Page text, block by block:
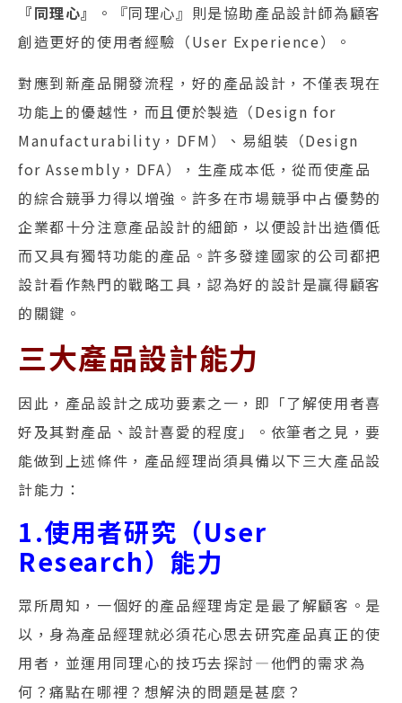
『同理心』
。『同理心』則是協助產品設計師為顧客
創造更好的使用者經驗（User Experience）。
對應到新產品開發流程，好的產品設計，不僅表現在
功能上的優越性，而且便於製造（Design for
Manufacturability，DFM）、易組裝（Design
for Assembly，DFA），生產成本低，從而使產品
的綜合競爭力得以增強。許多在市場競爭中占優勢的
企業都十分注意產品設計的細節，以便設計出造價低
而又具有獨特功能的產品。許多發達國家的公司都把
設計看作熱門的戰略工具，認為好的設計是贏得顧客
的關鍵。
三大產品設計能力
因此，產品設計之成功要素之一，即「了解使用者喜
好及其對產品、設計喜愛的程度」。依筆者之見，要
能做到上述條件，產品經理尚須具備以下三大產品設
計能力：
1.使用者研究（User
Research）能力
眾所周知，一個好的產品經理肯定是最了解顧客。是
以，身為產品經理就必須花心思去研究產品真正的使
用者，並運用同理心的技巧去探討—他們的需求為
何？痛點在哪裡？想解決的問題是甚麼？